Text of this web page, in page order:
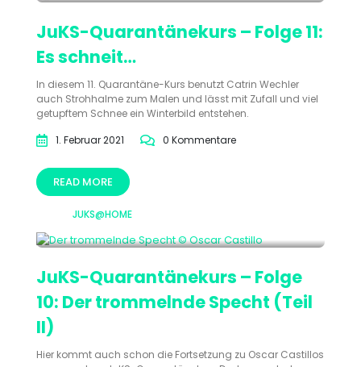
JuKS-Quarantänekurs – Folge 11:
Es schneit…
In diesem 11. Quarantäne-Kurs benutzt Catrin Wechler
auch Strohhalme zum Malen und lässt mit Zufall und viel
getupftem Schnee ein Winterbild entstehen.
1. Februar 2021
0 Kommentare
READ MORE
JUKS@HOME
JuKS-Quarantänekurs – Folge
10: Der trommelnde Specht (Teil
II)
Hier kommt auch schon die Fortsetzung zu Oscar Castillos